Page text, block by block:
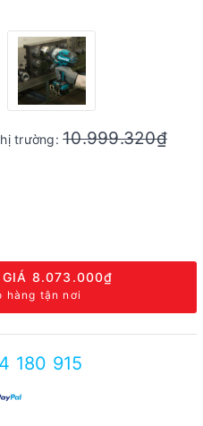
trường: 10.999.320₫
8.073.000₫
hàng tận nơi
180 915